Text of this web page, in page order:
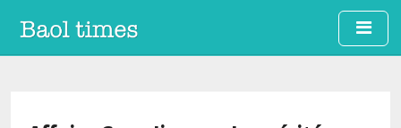
Aller au contenu principal